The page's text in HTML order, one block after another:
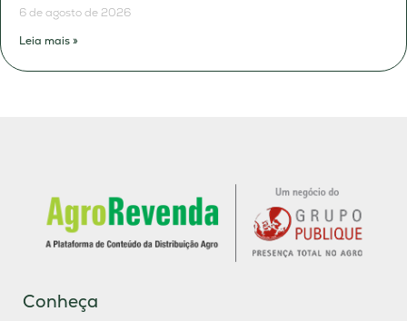
6 de agosto de 2026
Leia mais »
Conheça